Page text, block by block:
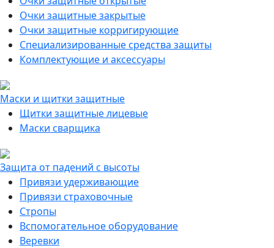
Очки защитные закрытые
Очки защитные корригирующие
Специализированные средства защиты
Комплектующие и аксессуары
Маски и щитки защитные
Щитки защитные лицевые
Маски сварщика
Защита от падений с высоты
Привязи удерживающие
Привязи страховочные
Стропы
Вспомогательное оборудование
Веревки